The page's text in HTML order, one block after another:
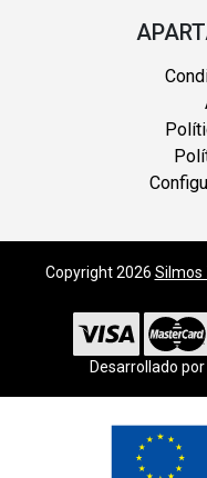
Copyright 2026 Silmos
Desarrollado por